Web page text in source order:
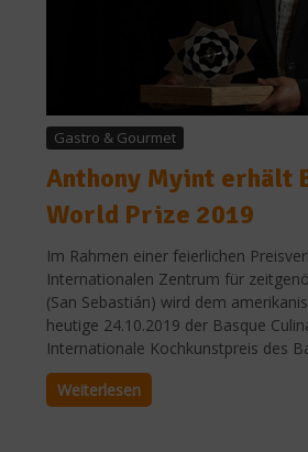
Gastro & Gourmet
Anthony Myint erhält
World Prize 2019
Im Rahmen einer feierlichen
Internationalen Zentrum für
(San Sebastián) wird dem
heutige 24.10.2019 der Basque
Internationale Kochkunstpreis des
Weiterlesen